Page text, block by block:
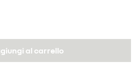
al carrello